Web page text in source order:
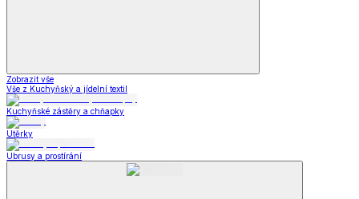
Zobrazit vše
Vše z Kuchyňský a jídelní textil
Kuchyňské zástěry a chňapky
Utěrky
Ubrusy a prostírání